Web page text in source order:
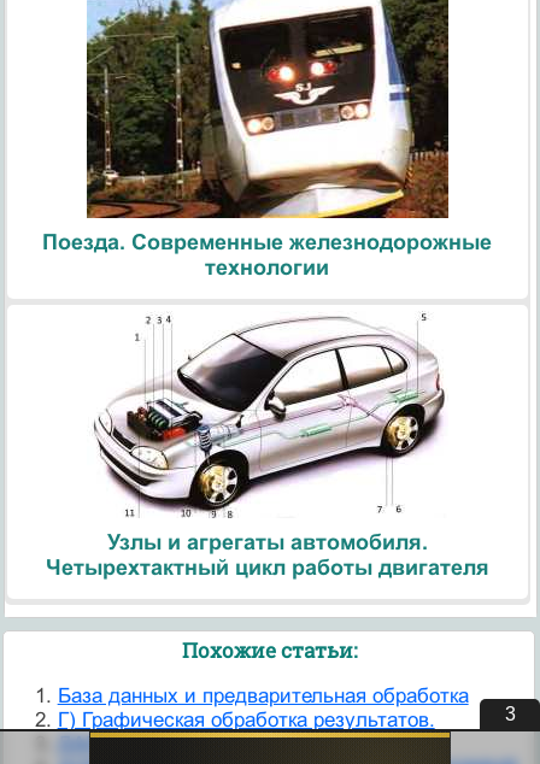
Поезда. Современные железнодорожные
технологии
Узлы и агрегаты автомобиля.
Четырехтактный цикл работы двигателя
Похожие статьи:
База данных и предварительная обработка
Г) Графическая обработка результатов.
ДАННЫЕ И ИХ ОБРАБОТКА
2